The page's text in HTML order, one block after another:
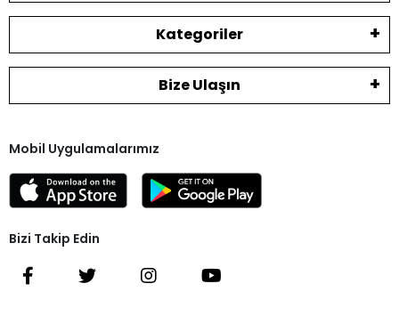
Kategoriler
Bize Ulaşın
Mobil Uygulamalarımız
Bizi Takip Edin